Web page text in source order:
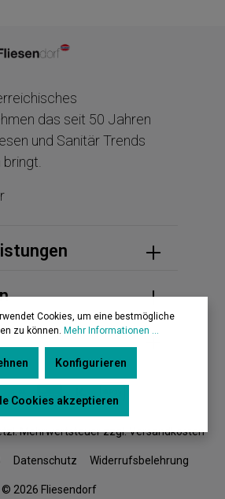
das seit 50 Jahren
und Sanitär Trends
Mehrwertsteuer zzgl. Versandkosten
© 2026 Fliesendorf
Datenschutz Widerrufsbelehrung
Cookies, um eine bestmögliche
zu können. Mehr Informationen ...
Konfigurieren
Cookies akzeptieren